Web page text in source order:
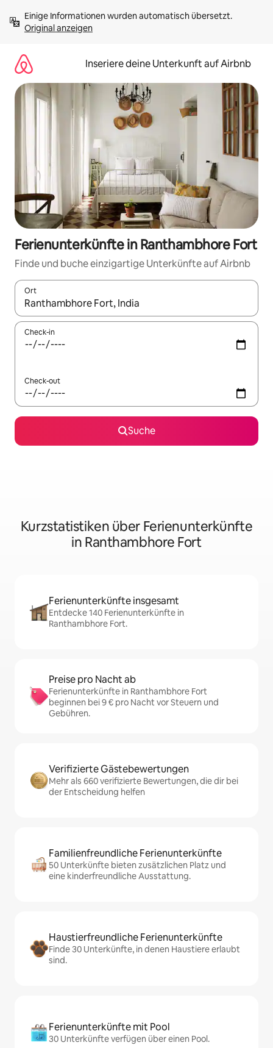
Inhalten
springenOriginal anzeigen
Inseriere deine Unterkunft auf Airbnb
Ferienunterkünfte in Ranthambhore Fort
Finde und buche einzigartige Unterkünfte auf Airbnb
Ort
Wenn Ergebnisse verfügbar sind, navigiere mit den
Check-in
Check-out
Suche
Kurzstatistiken über Ferienunterkünfte
in Ranthambhore Fort
Ferienunterkünfte insgesamt
Entdecke 140 Ferienunterkünfte in
Ranthambhore Fort.
Preise pro Nacht ab
Ferienunterkünfte in Ranthambhore Fort
beginnen bei 9 € pro Nacht vor Steuern und
Gebühren.
Verifizierte Gästebewertungen
Mehr als 660 verifizierte Bewertungen, die dir bei
der Entscheidung helfen
Familienfreundliche Ferienunterkünfte
50 Unterkünfte bieten zusätzlichen Platz und
eine kinderfreundliche Ausstattung.
Haustierfreundliche Ferienunterkünfte
Finde 30 Unterkünfte, in denen Haustiere erlaubt
sind.
Ferienunterkünfte mit Pool
30 Unterkünfte verfügen über einen Pool.